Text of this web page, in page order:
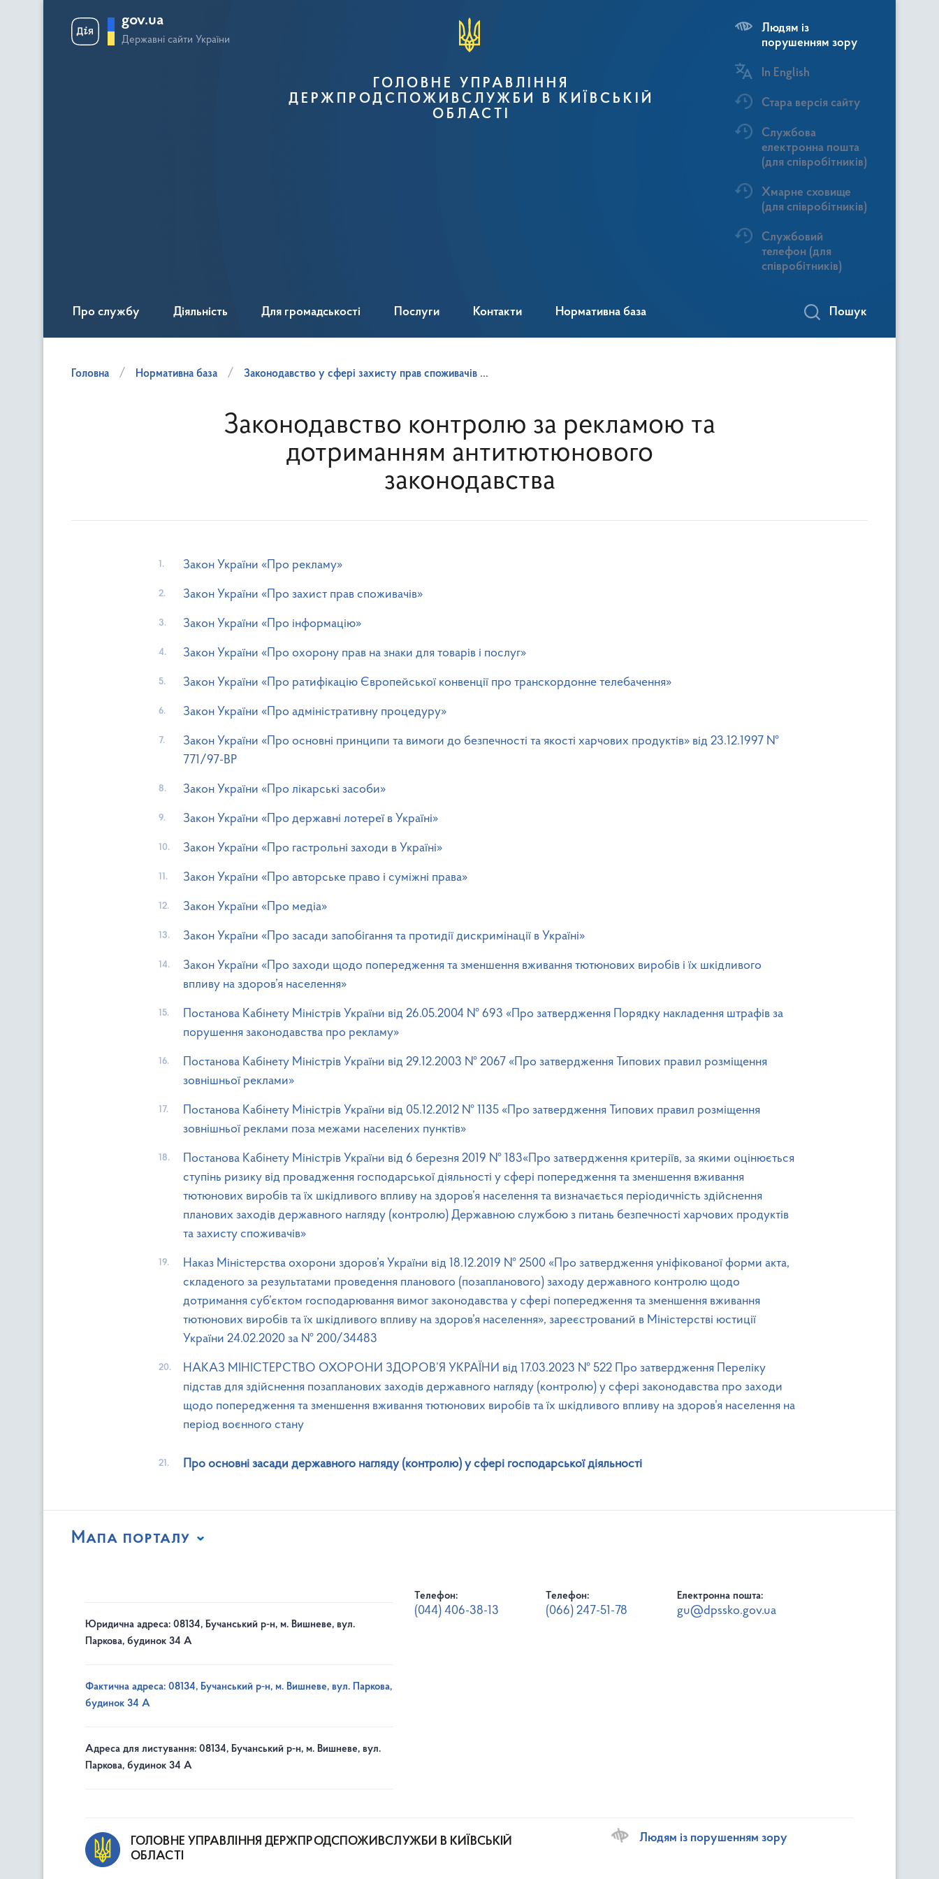
gov.ua
Державні сайти України
ГОЛОВНЕ УПРАВЛІННЯ
ДЕРЖПРОДСПОЖИВСЛУЖБИ В КИЇВСЬКІЙ
ОБЛАСТІ
Людям із
порушенням зору
In English
Стара версія сайту
Службова
електронна пошта
(для співробітників)
Хмарне сховище
(для співробітників)
Службовий
телефон (для
співробітників)
Про службу Діяльність Для громадськості Послуги Контакти Нормативна база Пошук
Головна Нормативна база Законодавство у сфері захисту прав споживачів
Законодавство контролю за рекламою та
дотриманням антитютюнового
законодавства
Закон України «Про рекламу»
Закон України «Про захист прав споживачів»
Закон України «Про інформацію»
Закон України «Про охорону прав на знаки для товарів і послуг»
Закон України «Про ратифікацію Європейської конвенції про транскордонне телебачення»
Закон України «Про адміністративну процедуру»
Закон України «Про основні принципи та вимоги до безпечності та якості харчових продуктів» від 23.12.1997 №
771/97-ВР
Закон України «Про лікарські засоби»
Закон України «Про державні лотереї в Україні»
Закон України «Про гастрольні заходи в Україні»
Закон України «Про авторське право і суміжні права»
Закон України «Про медіа»
Закон України «Про засади запобігання та протидії дискримінації в Україні»
Закон України «Про заходи щодо попередження та зменшення вживання тютюнових виробів і їх шкідливого
впливу на здоров’я населення»
Постанова Кабінету Міністрів України від 26.05.2004 № 693 «Про затвердження Порядку накладення штрафів за
порушення законодавства про рекламу»
Постанова Кабінету Міністрів України від 29.12.2003 № 2067 «Про затвердження Типових правил розміщення
зовнішньої реклами»
Постанова Кабінету Міністрів України від 05.12.2012 № 1135 «Про затвердження Типових правил розміщення
зовнішньої реклами поза межами населених пунктів»
Постанова Кабінету Міністрів України від 6 березня 2019 № 183«Про затвердження критеріїв, за якими оцінюється
ступінь ризику від провадження господарської діяльності у сфері попередження та зменшення вживання
тютюнових виробів та їх шкідливого впливу на здоров’я населення та визначається періодичність здійснення
планових заходів державного нагляду (контролю) Державною службою з питань безпечності харчових продуктів
та захисту споживачів»
Наказ Міністерства охорони здоров’я України від 18.12.2019 № 2500 «Про затвердження уніфікованої форми акта,
складеного за результатами проведення планового (позапланового) заходу державного контролю щодо
дотримання суб’єктом господарювання вимог законодавства у сфері попередження та зменшення вживання
тютюнових виробів та їх шкідливого впливу на здоров’я населення», зареєстрований в Міністерстві юстиції
України 24.02.2020 за № 200/34483
НАКАЗ МІНІСТЕРСТВО ОХОРОНИ ЗДОРОВ’Я УКРАЇНИ від 17.03.2023 № 522 Про затвердження Переліку
підстав для здійснення позапланових заходів державного нагляду (контролю) у сфері законодавства про заходи
щодо попередження та зменшення вживання тютюнових виробів та їх шкідливого впливу на здоров’я населення на
період воєнного стану
Про основні засади державного нагляду (контролю) у сфері господарської діяльності
Мапа порталу
Юридична адреса: 08134, Бучанський р-н, м. Вишневе, вул.
Паркова, будинок 34 А
Фактична адреса: 08134, Бучанський р-н, м. Вишневе, вул. Паркова,
будинок 34 А
Адреса для листування: 08134, Бучанський р-н, м. Вишневе, вул.
Паркова, будинок 34 А
Телефон:
(044) 406-38-13
Телефон:
(066) 247-51-78
Електронна пошта:
gu@dpssko.gov.ua
ГОЛОВНЕ УПРАВЛІННЯ ДЕРЖПРОДСПОЖИВСЛУЖБИ В КИЇВСЬКІЙ
ОБЛАСТІ
Людям із порушенням зору